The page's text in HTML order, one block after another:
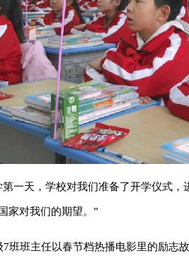
一天，学校对我们准备了开学仪式
家对我们的期望。”
班班主任以春节档热播电影里的励志